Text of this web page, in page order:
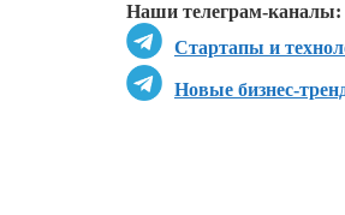
Наши телеграм-каналы:
Стартапы и
Новые бизнес-